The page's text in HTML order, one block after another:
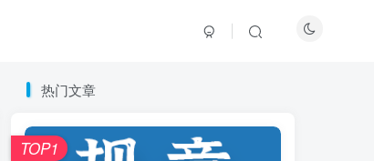
热门文章
TOP1
热门文章
TOP1